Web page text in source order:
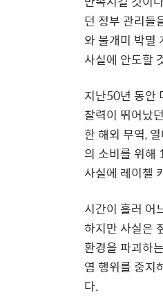
던 정부 관리들
와 불개미 박멸
사실에 안도할
지난50년 동안
찰력이 뛰어났
한 해외 무역,
의 소비를 위해
사실에 레이첼
시간이 흘러 어
하지만 사실은
환경을 파괴하
염 행위를 중지
다.